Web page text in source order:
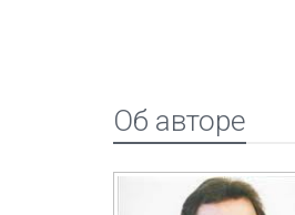
Об авторе